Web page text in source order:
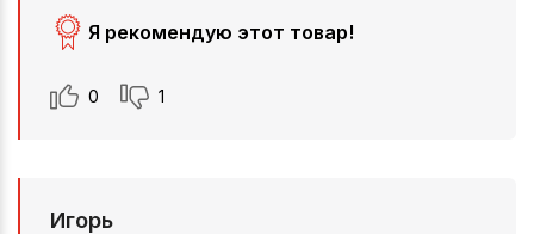
Я рекомендую этот товар!
0 1
Игорь